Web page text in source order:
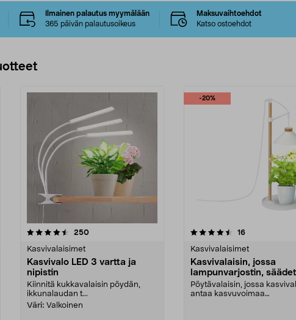
Ilmainen palautus myymälään
365 päivän palautusoikeus
Maksuvaihtoehdot
Katso ostoehdot
250arvostelut
Kasvivalaisimet
Kasvivalo LED 3 vartta ja
nipistin
Kiinnitä kukkavalaisin pöydän,
ikkunalaudan t...
Väri: Valkoinen
-20%
4.5 viidestä
16arvostelut
Kasvivalaisimet
Kasvivalaisin, jossa
lampunvarjostin,
puuta
Pöytävalaisin, jossa
antaa kasvuvoimaa
5.0 viidestä